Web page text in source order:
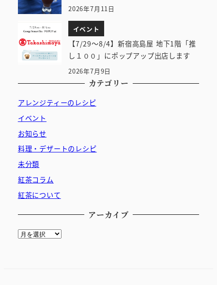
2026年7月11日
イベント
【7/29～8/4】新宿高島屋 地下1階「推
し１００」にポップアップ出店します
2026年7月9日
カテゴリー
アレンジティーのレシピ
イベント
お知らせ
料理・デザートのレシピ
未分類
紅茶コラム
紅茶について
アーカイブ
ア